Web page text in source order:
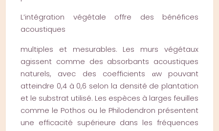
L’intégration végétale offre des bénéfices
acoustiques
multiples et mesurables. Les murs végétaux
agissent comme des absorbants acoustiques
naturels, avec des coefficients αw pouvant
atteindre 0,4 à 0,6 selon la densité de plantation
et le substrat utilisé. Les espèces à larges feuilles
comme le Pothos ou le Philodendron présentent
une efficacité supérieure dans les fréquences